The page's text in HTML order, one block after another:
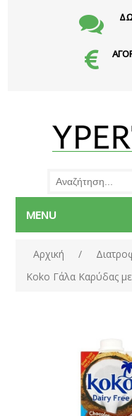
MENU
Αρχική /
Koko Γάλα Καρύδας